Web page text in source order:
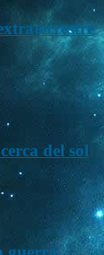
del sol